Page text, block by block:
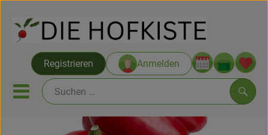
Registrieren Anmelden
Mobiles Menu öffnen oder